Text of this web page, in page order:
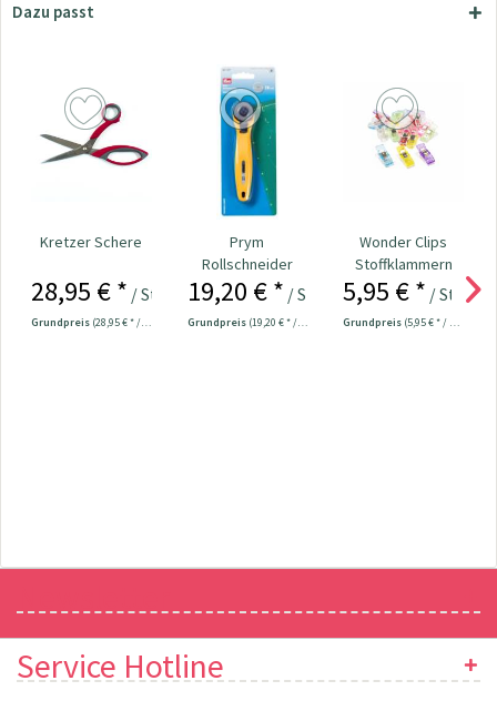
Dazu passt
Kretzer Schere
28,95 € * / Stück
Grundpreis (28,95 € * / 1 Stück)
Prym
Rollschneider
"Mini" 28 mm Nr.
19,20 € * / Stück
Grundpreis (19,20 € * / 1 Stück)
Wonder Clips
Stoffklammern
klein - 20 Stück
5,95 € * / Stück
Grundpreis (5,95 € * / 1 Stück)
Service Hotline